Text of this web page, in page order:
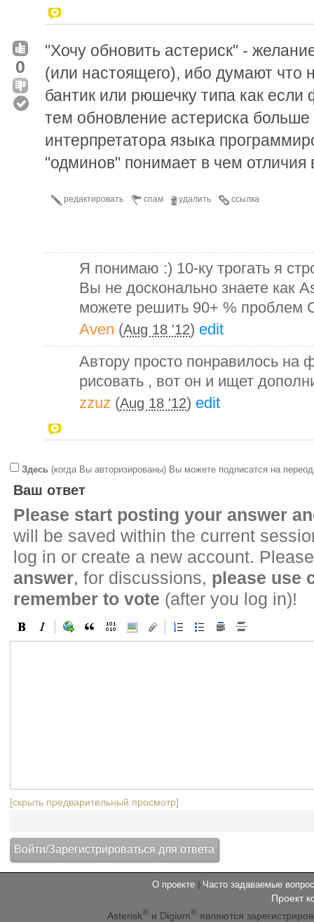
0
"Хочу обновить астериск" -
(или настоящего), ибо думают что
бантик или рюшечку типа как
тем обновление астериска
интерпретатора языка
"одминов" понимает в чем отличия
ссылка
удалить
спам
редактировать
Я понимаю :) 10-ку трогать я
Вы не досконально знаете как
можете решить 90+ %
Aven (Aug 18 '12) edit
Автору просто понравилось на
рисовать , вот он и ищет
zzuz (Aug 18 '12) edit
Здесь (когда Вы авторизированы) Вы можете подписатся на
Ваш ответ
Please start posting your answer
will be saved within the current
log in or create a new account.
answer, for discussions, please use
remember to vote (after you log in)!
[скрыть предварительный просмотр]
О проекте Часто задаваемые
Проект
Asterisk® и Digium® являются